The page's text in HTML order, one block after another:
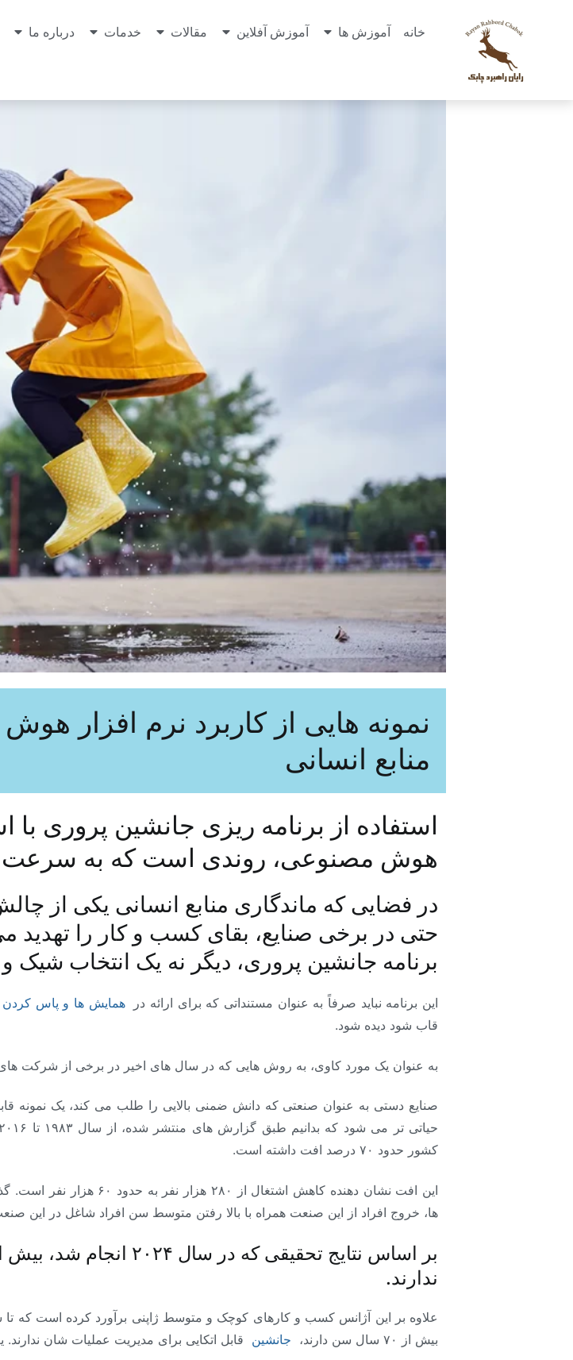
خانه آموزش ها آموزش آفلاین مقالات خدمات درباره ما
نمونه هایی از کاربرد نرم افزار
منابع انسانی
استفاده از برنامه ریزی جانشین پروری با
هوش مصنوعی، روندی است که به
در فضایی که ماندگاری منابع انسانی یکی از
حتی در برخی صنایع، بقای کسب و کار را تهدید
برنامه جانشین پروری، دیگر نه یک انتخاب
این برنامه نباید صرفاً به عنوان مستنداتی که برای ارائه در همایش ها و پاس کردن
قاب شود دیده شود.
به عنوان یک مورد کاوی، به روش هایی که در سال های اخیر در برخی از شرکت های
صنایع دستی به عنوان صنعتی که دانش ضمنی بالایی را طلب می کند، یک نمونه
کشور حدود ۷۰ درصد افت داشته است.
این افت نشان دهنده کاهش
ها، خروج افراد از این صنعت همراه با بالا رفتن متوسط سن افراد شاغل در این
ندارند.
بیش از ۷۰ سال سن دارند،
جانشین قابل اتکایی برای مدیریت عملیات شان